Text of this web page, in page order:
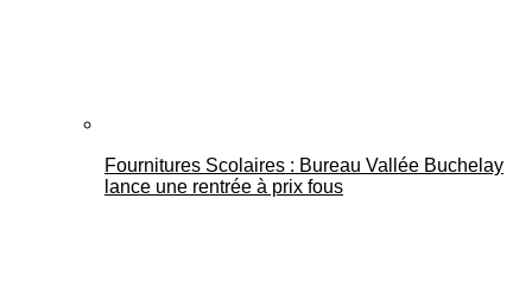
Fournitures Scolaires : Bureau Vallée Buchelay
lance une rentrée à prix fous